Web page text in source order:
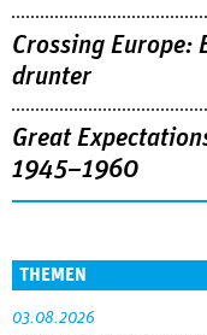
Crossing Europe:
drunter
Great
1945–1960
THEMEN
03.08.2026